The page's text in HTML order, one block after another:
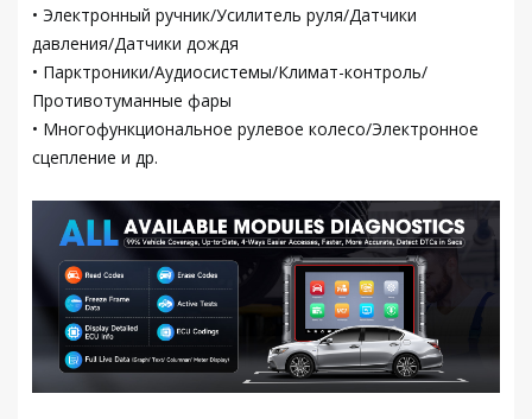
• Электронный ручник/Усилитель руля/Датчики
давления/Датчики дождя
• Парктроники/Аудиосистемы/Климат-контроль/
Противотуманные фары
• Многофункциональное рулевое колесо/Электронное
сцепление и др.